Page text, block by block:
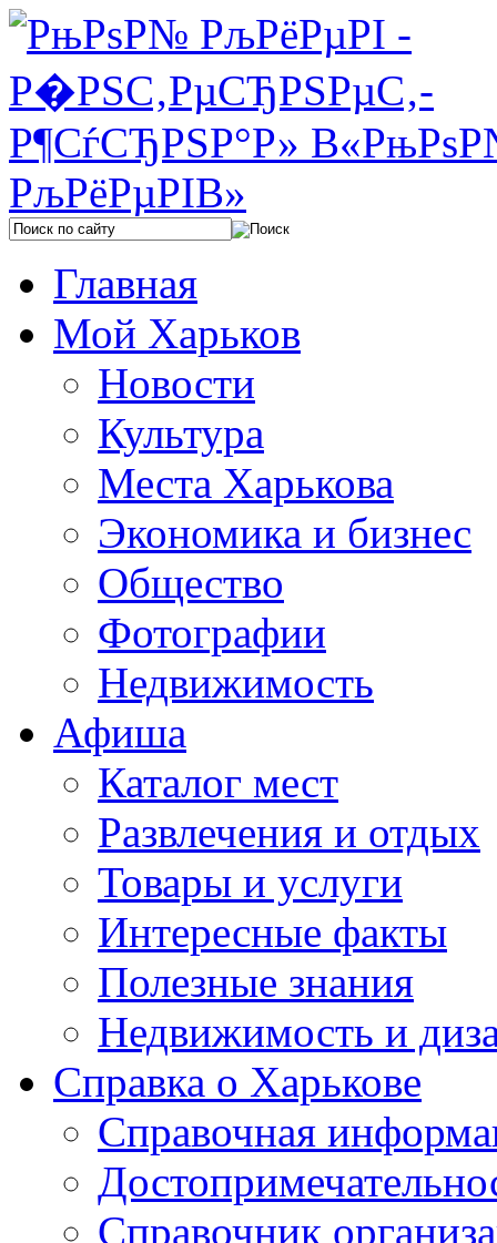
Главная
Мой Харьков
Новости
Культура
Места Харькова
Экономика и бизнес
Общество
Фотографии
Недвижимость
Афиша
Каталог мест
Развлечения и отдых
Товары и услуги
Интересные факты
Полезные знания
Недвижимость и
Справка о Харькове
Справочная
Справочник